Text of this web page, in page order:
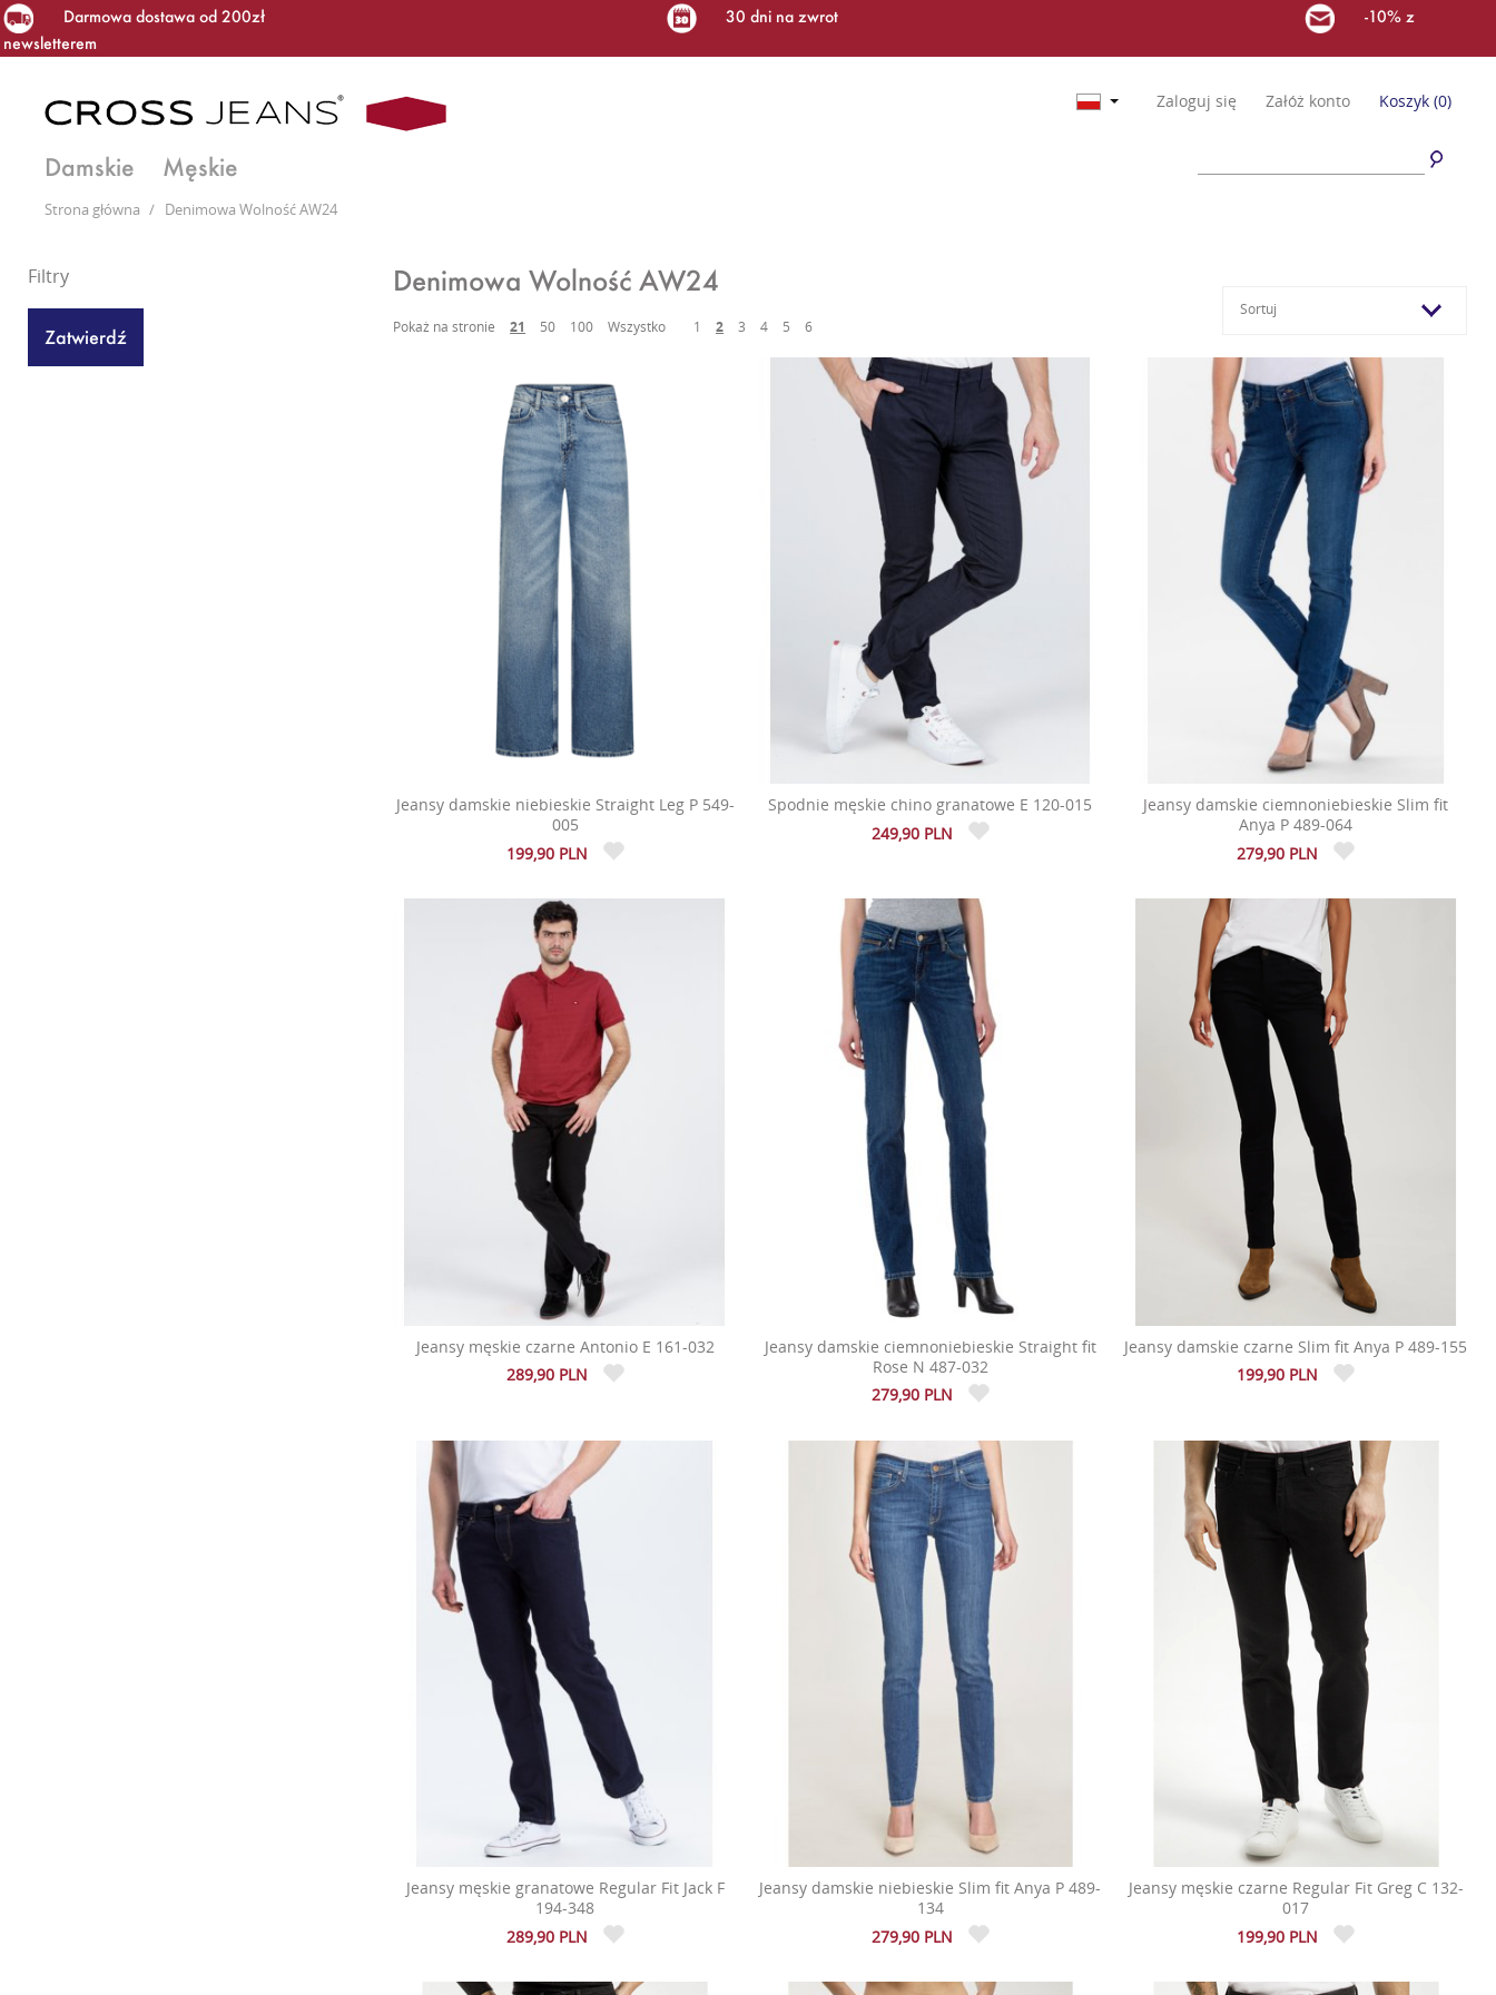
Darmowa dostawa od 200zł 30 dni na zwrot
-10% z
newsletterem
Zaloguj się Załóż konto Koszyk (0)
Damskie Męskie
Strona główna / Denimowa Wolność AW24
Filtry Denimowa Wolność AW24
Pokaż na stronie 21 50 100 Wszystko 1 2 3 4 5 6
Sortuj
Jeansy damskie niebieskie Straight Leg P 549-
005
199,90 PLN
Spodnie męskie chino granatowe E 120-015
249,90 PLN
Jeansy damskie ciemnoniebieskie Slim fit
Anya P 489-064
279,90 PLN
Jeansy męskie czarne Antonio E 161-032
289,90 PLN
Jeansy damskie ciemnoniebieskie Straight fit
Rose N 487-032
279,90 PLN
Jeansy damskie czarne Slim fit Anya P 489-155
199,90 PLN
Jeansy męskie granatowe Regular Fit Jack F
194-348
289,90 PLN
Jeansy damskie niebieskie Slim fit Anya P 489-
134
279,90 PLN
Jeansy męskie czarne Regular Fit Greg C 132-
017
199,90 PLN